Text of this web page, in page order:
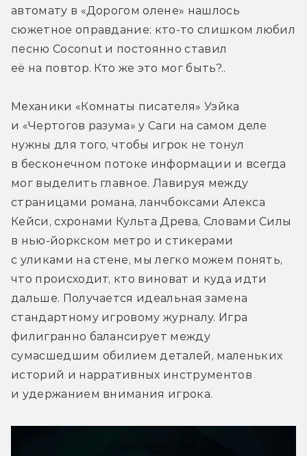
автомату в «Дорогом олене» нашлось
сюжетное оправдание: кто-то слишком любил
песню Coconut и постоянно ставил
её на повтор. Кто же это мог быть?..
Механики «Комнаты писателя» Уэйка
и «Чертогов разума» у Саги на самом деле
нужны для того, чтобы игрок не тонул
в бесконечном потоке информации и всегда
мог выделить главное. Лавируя между
страницами романа, ланчбоксами Алекса
Кейси, схронами Культа Древа, Словами Силы
в нью-йоркском метро и стикерами
с уликами на стене, мы легко можем понять,
что происходит, кто виноват и куда идти
дальше. Получается идеальная замена
стандартному игровому журналу. Игра
филигранно балансирует между
сумасшедшим обилием деталей, маленьких
историй и нарративных инструментов
и удержанием внимания игрока.